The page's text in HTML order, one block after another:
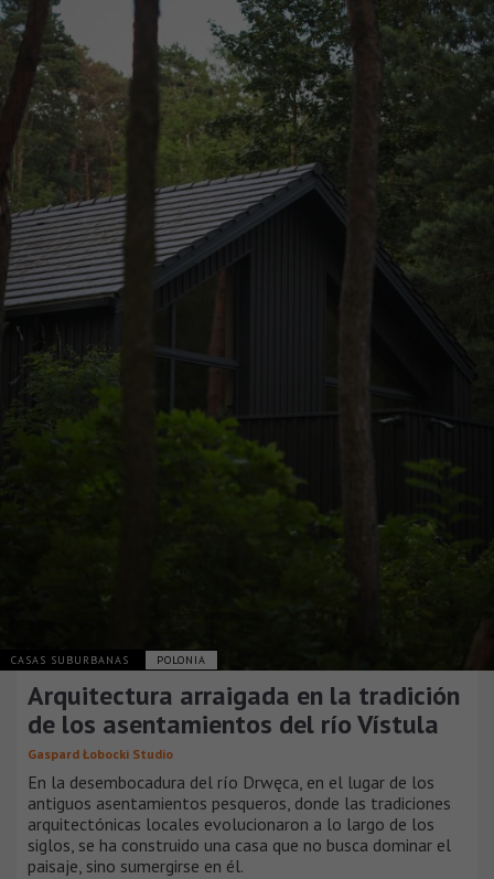
CASAS SUBURBANAS POLONIA
Arquitectura arraigada en la tradición
de los asentamientos del río Vístula
Gaspard Łobocki Studio
En la desembocadura del río Drwęca, en el lugar de los
antiguos asentamientos pesqueros, donde las tradiciones
arquitectónicas locales evolucionaron a lo largo de los
siglos, se ha construido una casa que no busca dominar el
paisaje, sino sumergirse en él.